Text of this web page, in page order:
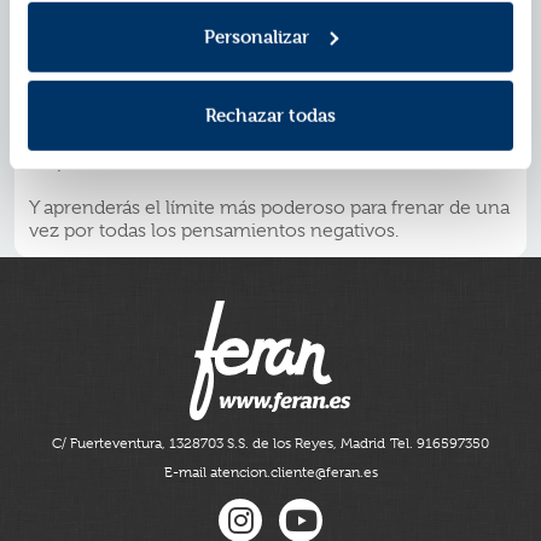
Personalizar
Rechazar todas
* Cómo encontrar paz, incluso cuando todo a tu
alrededor se tambalea
* Cómo identificar los límites más esenciales en cada
Y aprenderás el límite más poderoso para frenar de una
vez por todas los pensamientos negativos.
C/ Fuerteventura, 1328703 S.S. de los Reyes, Madrid Tel. 916597350
E-mail atencion.cliente@feran.es